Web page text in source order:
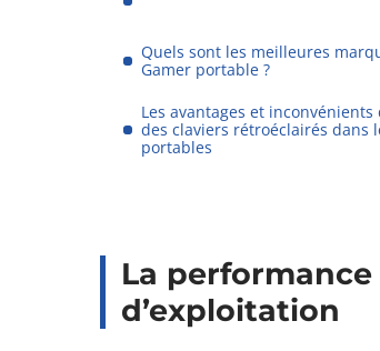
Quels sont les meilleures
Gamer portable ?
Les avantages et inconvénients
des claviers rétroéclairés dans
portables
La
d’exploitation